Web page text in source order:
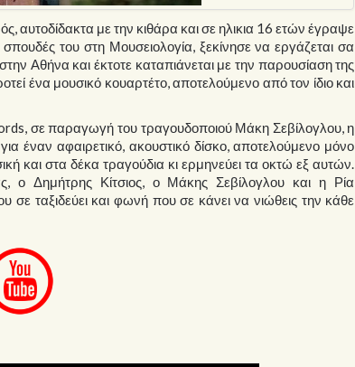
αυτοδίδακτα με την κιθάρα και σε ηλικια 16 ετών έγραψε
του στη Μουσειολογία, ξεκίνησε να εργάζεται σα
Αθήνα και έκτοτε καταπιάνεται με την παρουσίαση της
ένα μουσικό κουαρτέτο, αποτελούμενο από τον ίδιο και
σε παραγωγή του τραγουδοποιού Μάκη Σεβίλογλου, η
έναν αφαιρετικό, ακουστικό δίσκο, αποτελούμενο μόνο
και στα δέκα τραγούδια κι ερμηνεύει τα οκτώ εξ αυτών.
ο Δημήτρης Κίτσιος, ο Μάκης Σεβίλογλου και η Ρία
σε ταξιδεύει και φωνή που σε κάνει να νιώθεις την κάθε